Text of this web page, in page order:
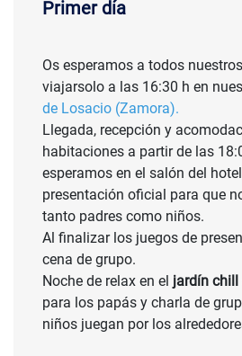
Primer día
Os esperamos a todos
viajarsolo a las 16:30 h en
de Losacio (Zamora).
Llegada, recepción y
habitaciones a partir de las
esperamos en el salón del
presentación oficial para que
tanto padres como niños.
Al finalizar los juegos de
cena de grupo.
Noche de relax en el jardín
para los papás y charla de
niños juegan por los